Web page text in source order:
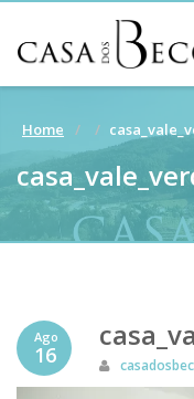
Home
Ago
16